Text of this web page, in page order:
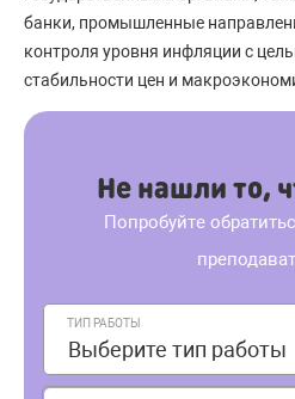
банки, промышленные
контроля уровня инфляции с
стабильности цен и
Не нашли то,
Попробуйте
ТИП РАБОТЫ
Выберите тип работы